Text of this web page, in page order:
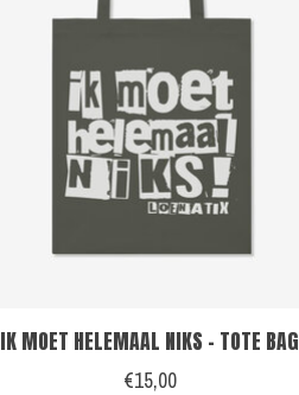
IK MOET HELEMAAL NIKS - TOTE BAG
€15,00